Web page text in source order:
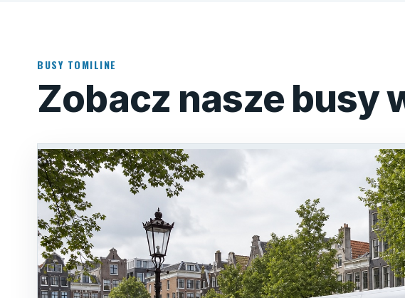
BUSY TOMILINE
Zobacz nasze busy